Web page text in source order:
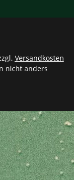
Versandkosten
nicht anders